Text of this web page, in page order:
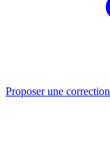
Proposer une correction